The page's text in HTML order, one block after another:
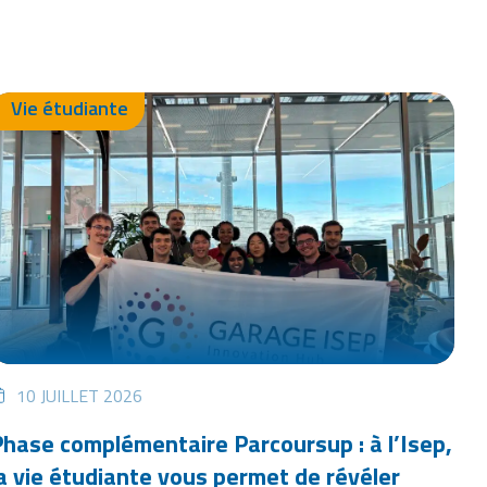
Vie étudiante
10 JUILLET 2026
complémentaire Parcoursup : à l’Isep,
vie étudiante vous permet de révéler